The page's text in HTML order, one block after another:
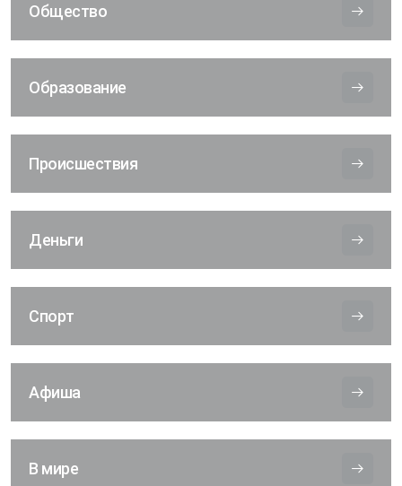
Общество
Образование
Происшествия
Деньги
Спорт
Афиша
В мире